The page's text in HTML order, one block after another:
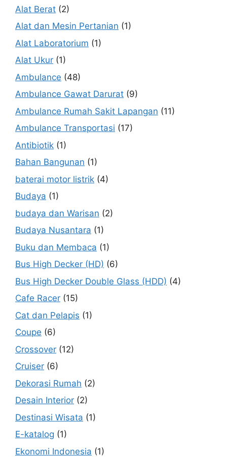
Alat Berat (2)
Alat dan Mesin Pertanian (1)
Alat Laboratorium (1)
Alat Ukur (1)
Ambulance (48)
Ambulance Gawat Darurat (9)
Ambulance Rumah Sakit Lapangan (11)
Ambulance Transportasi (17)
Antibiotik (1)
Bahan Bangunan (1)
baterai motor listrik (4)
Budaya (1)
budaya dan Warisan (2)
Budaya Nusantara (1)
Buku dan Membaca (1)
Bus High Decker (HD) (6)
Bus High Decker Double Glass (HDD) (4)
Cafe Racer (15)
Cat dan Pelapis (1)
Coupe (6)
Crossover (12)
Cruiser (6)
Dekorasi Rumah (2)
Desain Interior (2)
Destinasi Wisata (1)
E-katalog (1)
Ekonomi Indonesia (1)